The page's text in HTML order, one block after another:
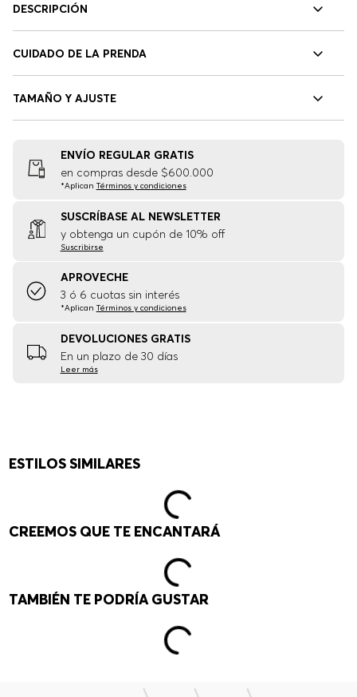
DESCRIPCIÓN
CUIDADO DE LA PRENDA
TAMAÑO Y AJUSTE
ENVÍO REGULAR GRATIS
en compras desde $600.000
*Aplican Términos y condiciones
SUSCRÍBASE AL NEWSLETTER
y obtenga un cupón de 10% off
Suscribirse
APROVECHE
3 ó 6 cuotas sin interés
*Aplican Términos y condiciones
DEVOLUCIONES GRATIS
En un plazo de 30 días
Leer más
ESTILOS SIMILARES
CREEMOS QUE TE ENCANTARÁ
TAMBIÉN TE PODRÍA GUSTAR